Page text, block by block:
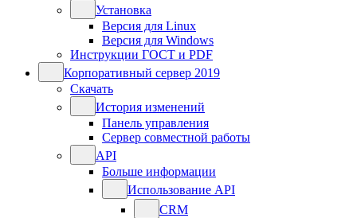
Установка
Версия для Linux
Версия для Windows
Инструкции ГОСТ и PDF
Корпоративный сервер 2019
Скачать
История изменений
Панель управления
Сервер совместной работы
API
Больше информации
Использование API
CRM